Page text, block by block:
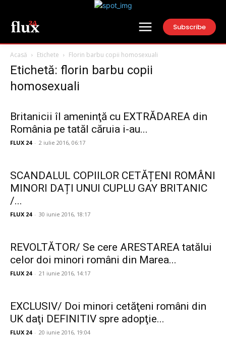
Subscribe
Acasă Etichete Florin barbu copii homosexuali
Etichetă: florin barbu copii
homosexuali
Britanicii îl ameninţă cu EXTRĂDAREA din
România pe tatăl căruia i-au...
FLUX 24 - 2 iulie 2016, 06:17
SCANDALUL COPIILOR CETĂȚENI ROMÂNI
MINORI DAȚI UNUI CUPLU GAY BRITANIC
/...
FLUX 24 - 30 iunie 2016, 18:17
REVOLTĂTOR/ Se cere ARESTAREA tatălui
celor doi minori români din Marea...
FLUX 24 - 21 iunie 2016, 14:17
EXCLUSIV/ Doi minori cetăţeni români din
UK daţi DEFINITIV spre adopţie...
FLUX 24 - 20 iunie 2016, 19:04